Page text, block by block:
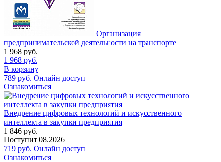
Организация
предпринимательской деятельности на транспорте
1 968 руб.
1 968 руб.
В корзину
789 руб. Онлайн доступ
Ознакомиться
Внедрение цифровых технологий и искусственного
интеллекта в закупки предприятия
1 846 руб.
Поступит 08.2026
719 руб. Онлайн доступ
Ознакомиться